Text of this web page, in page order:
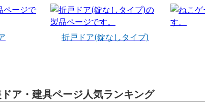
折戸ドア(錠なしタイプ)
ア・建具ページ人気ランキング